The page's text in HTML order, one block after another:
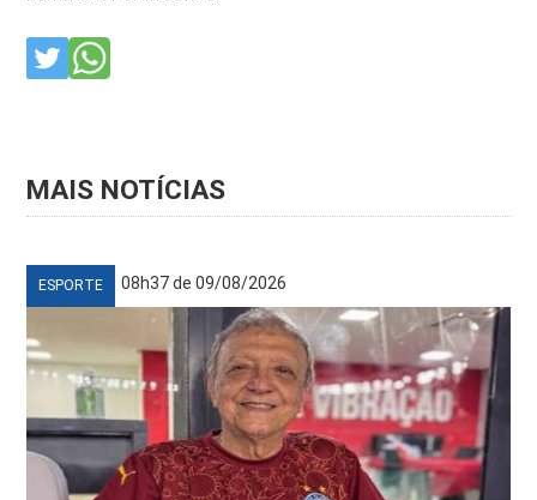
MAIS NOTÍCIAS
ESPORTE 08h37 de 09/08/2026